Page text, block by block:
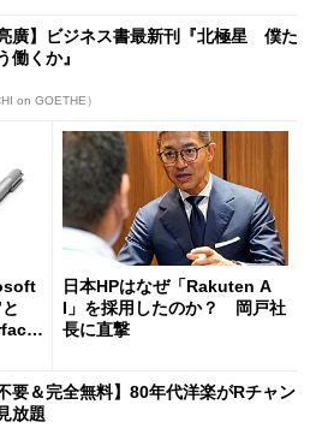
亮廣】ビジネス書最新刊『北極星 僕た
働くか』
on GOETHE）
日本HPはなぜ「Rakuten A
I」を採用したのか？ 岡戸社
長に直撃
要＆完全無料】80年代洋楽がRチャン
放題